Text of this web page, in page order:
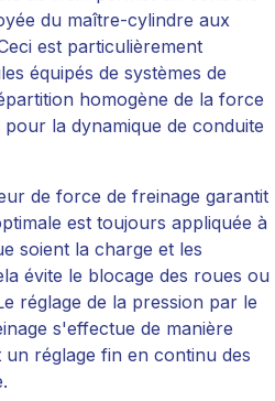
du maître-cylindre aux
est particulièrement
équipés de systèmes de
homogène de la force
la dynamique de conduite
de force de freinage garantit
est toujours appliquée à
soient la charge et les
évite le blocage des roues ou
réglage de la pression par le
s'effectue de manière
réglage fin en continu des